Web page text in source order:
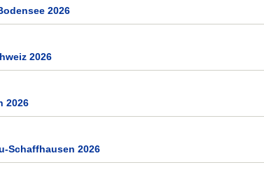
2026
2026
2026
Schaffhausen 2026